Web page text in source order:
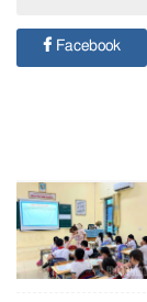
Facebook